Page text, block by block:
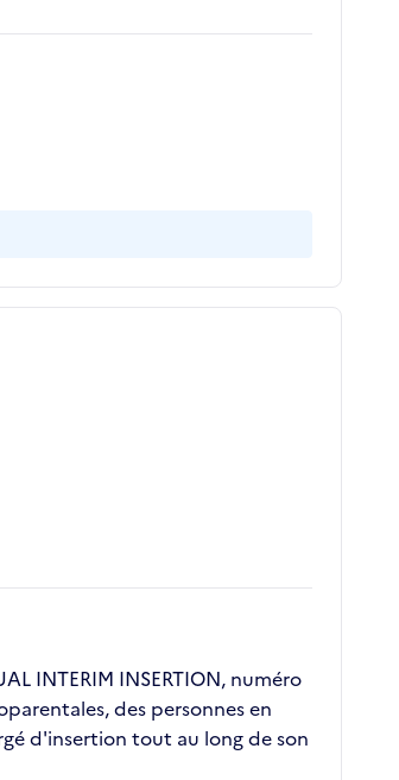
INTERIM INSERTION, numéro
des personnes en
d'insertion tout au long de son